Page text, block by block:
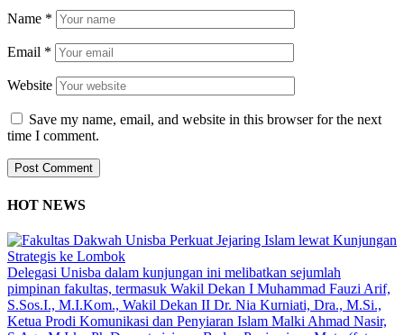
Name *
Email *
Website
Save my name, email, and website in this browser for the next
time I comment.
HOT NEWS
Delegasi Unisba dalam kunjungan ini melibatkan sejumlah
pimpinan fakultas, termasuk Wakil Dekan I Muhammad Fauzi Arif,
S.Sos.I., M.I.Kom., Wakil Dekan II Dr. Nia Kurniati, Dra., M.Si.,
Ketua Prodi Komunikasi dan Penyiaran Islam Malki Ahmad Nasir,